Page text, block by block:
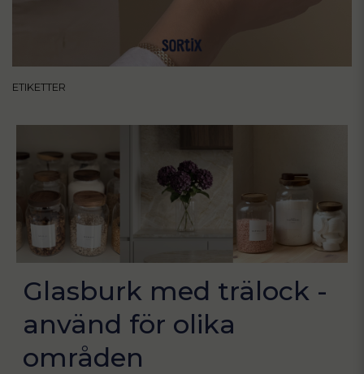
ETIKETTER
Glasburk med trälock -
använd för olika
områden